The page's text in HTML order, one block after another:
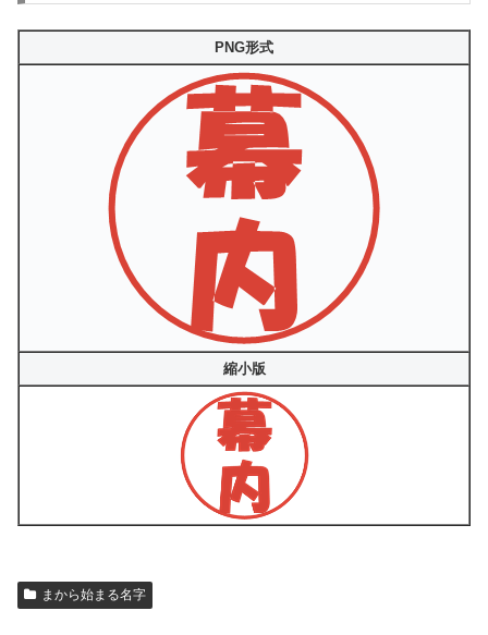
PNG形式
縮小版
まから始まる名字